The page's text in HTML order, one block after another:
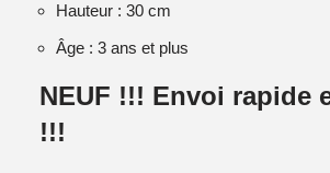
Hauteur : 30 cm
Âge : 3 ans et plus
NEUF !!! Envoi rapide
!!!